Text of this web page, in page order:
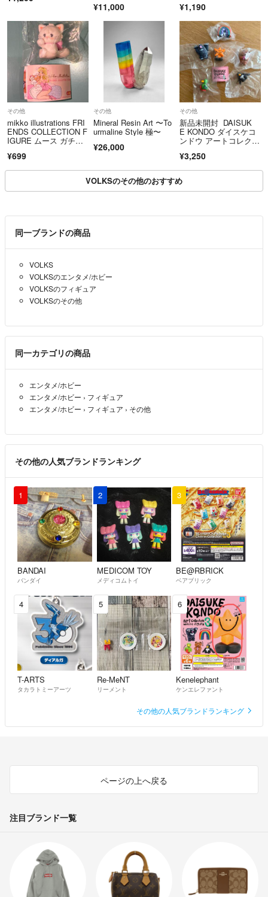
¥11,000 ¥1,190
その他
mikko illustrations FRI
ENDS COLLECTION F
IGURE ムース ガチ
¥699
その他
Mineral Resin Art 〜To
urmaline Style 極〜
¥26,000
その他
新品未開封 DAISUK
E KONDO ダイスケコ
ンドウ アートコレクシ
ギュア3 コンプリート
¥3,250
VOLKSのその他のおすすめ
同一ブランドの商品
VOLKS
VOLKSのエンタメ/ホビー
VOLKSのフィギュア
VOLKSのその他
同一カテゴリの商品
エンタメ/ホビー
エンタメ/ホビー › フィギュア
エンタメ/ホビー › フィギュア › その他
その他の人気ブランドランキング
1
BANDAI
バンダイ
2
MEDICOM TOY
メディコムトイ
3
BE@RBRICK
ベアブリック
4
T-ARTS
タカラトミーアーツ
5
Re-MeNT
リーメント
6
Kenelephant
ケンエレファント
その他の人気ブランドランキング
ページの上へ戻る
注目ブランド一覧